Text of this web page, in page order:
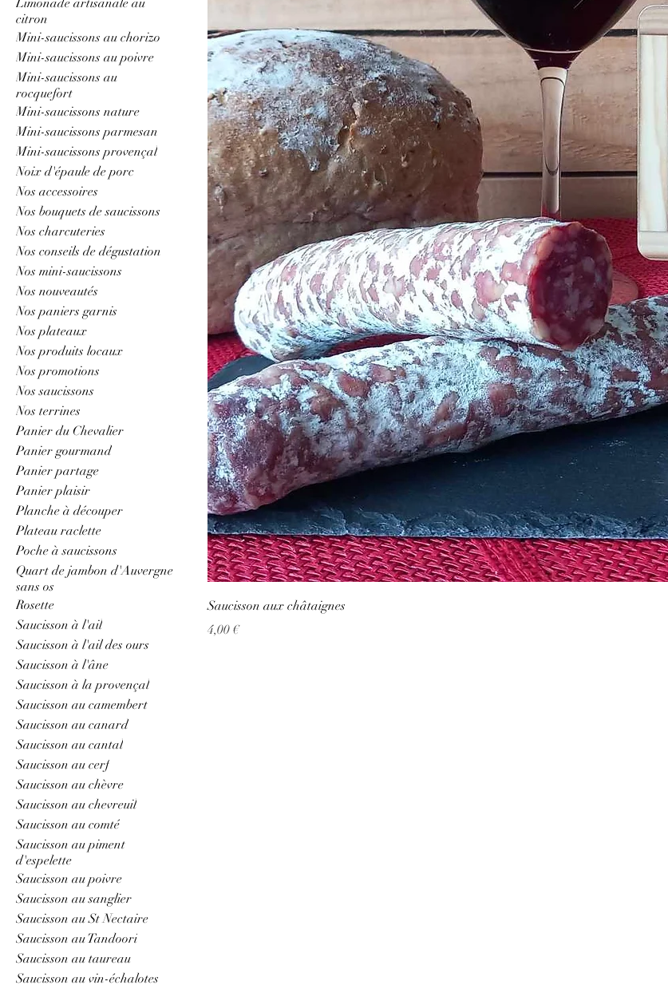
citron
Mini-saucissons au chorizo
Mini-saucissons au poivre
Mini-saucissons au
rocquefort
Mini-saucissons nature
Mini-saucissons parmesan
Mini-saucissons provençal
Noix d'épaule de porc
Nos accessoires
Nos bouquets de saucissons
Nos charcuteries
Nos conseils de dégustation
Nos mini-saucissons
Nos nouveautés
Nos paniers garnis
Nos plateaux
Nos produits locaux
Nos promotions
Nos saucissons
Nos terrines
Panier du Chevalier
Panier gourmand
Panier partage
Panier plaisir
Planche à découper
Plateau raclette
Poche à saucissons
Quart de jambon d'Auvergne
sans os
Rosette
Saucisson à l'ail
Saucisson à l'ail des ours
Saucisson à l'âne
Saucisson à la provençal
Saucisson au camembert
Saucisson au canard
Saucisson au cantal
Saucisson au cerf
Saucisson au chèvre
Saucisson au chevreuil
Saucisson au comté
Saucisson au piment
d'espelette
Saucisson au poivre
Saucisson au sanglier
Saucisson au St Nectaire
Saucisson au Tandoori
Saucisson au taureau
Saucisson au vin-échalotes
Saucisson aux châtaignes
Prix
4,00 €